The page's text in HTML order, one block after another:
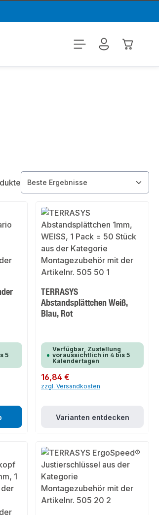
5
TERRASYS
Abstandsplättchen Weiß,
Blau, Rot
Verfügbar, Zustellung
voraussichtlich in 4 bis 5
Kalendertagen
Regulärer Preis:
16,84 €
zzgl. Versandkosten
Varianten entdecken